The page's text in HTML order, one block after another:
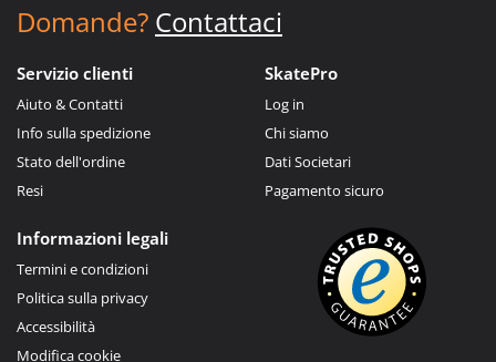
Domande? Contattaci
Servizio clienti
Aiuto & Contatti
Info sulla spedizione
Stato dell'ordine
Resi
SkatePro
Log in
Chi siamo
Dati Societari
Pagamento sicuro
Informazioni legali
Termini e condizioni
Politica sulla privacy
Accessibilità
Modifica cookie